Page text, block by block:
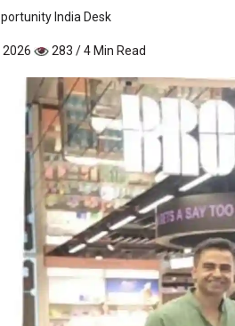
India Desk
2026
283 / 4 Min Read